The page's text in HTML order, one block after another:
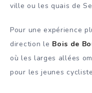
ville ou les quais de
Pour une expérience
direction le Bois de
où les larges allées
pour les jeunes